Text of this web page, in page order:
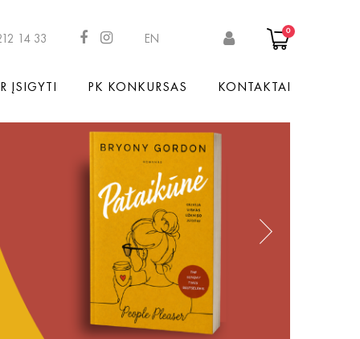
14 33 EN
0
ĮSIGYTI PK KONKURSAS KONTAKTAI